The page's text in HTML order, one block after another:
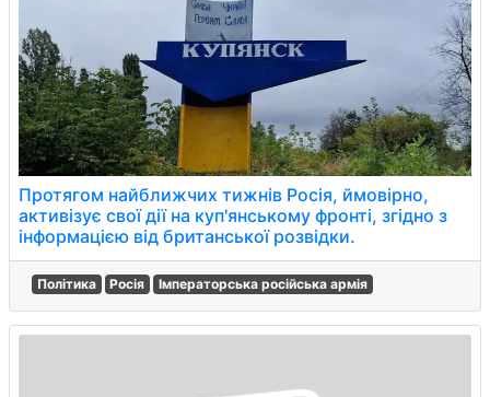
Протягом найближчих тижнів Росія, ймовірно,
активізує свої дії на куп'янському фронті, згідно з
інформацією від британської розвідки.
Політика Росія Імператорська російська армія